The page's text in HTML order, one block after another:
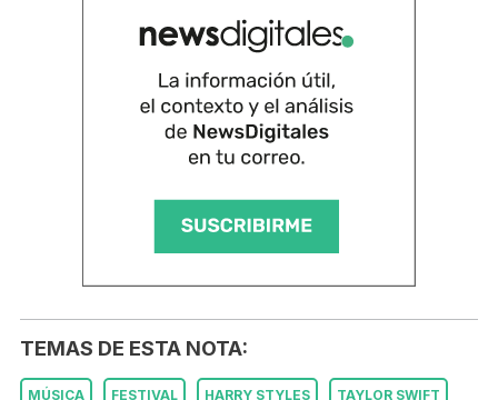
TEMAS DE ESTA NOTA:
MÚSICA FESTIVAL HARRY STYLES TAYLOR SWIFT